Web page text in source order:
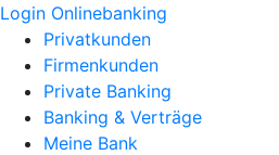
Login Onlinebanking
Privatkunden
Firmenkunden
Private Banking
Banking & Verträge
Meine Bank